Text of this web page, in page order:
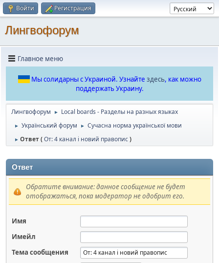
Войти Регистрация
Лингвофорум
Главное меню
Мы солидарны с Украиной. Узнайте здесь, как можно
поддержать Украину.
Лингвофорум ► Local boards - Разделы на разных языках
► Український форум ► Сучасна норма української мови
► Ответ (От: 4 канал і новий правопис)
Ответ
Обратите внимание: данное сообщение не будет
отображаться, пока модератор не одобрит его.
Имя
Имейл
Тема сообщения